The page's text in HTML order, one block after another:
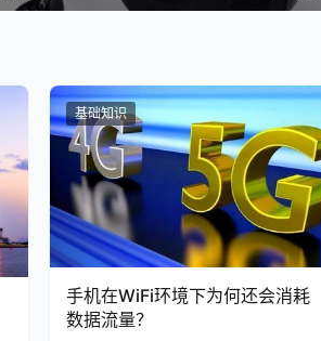
基础知识
手机在WiFi环境下为何还会消耗
数据流量？